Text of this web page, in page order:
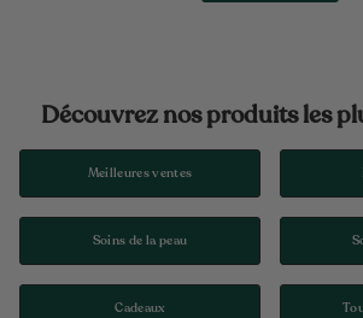
Découvrez nos produits les
Meilleures ventes
Soins de la peau
Cadeaux